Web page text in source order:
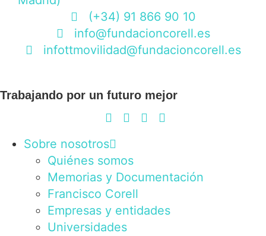
(+34) 91 866 90 10
info@fundacioncorell.es
infottmovilidad@fundacioncorell.es
Trabajando por un futuro mejor
Sobre nosotros
Quiénes somos
Memorias y Documentación
Francisco Corell
Empresas y entidades
Universidades